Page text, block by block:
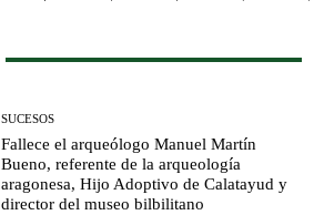
SUCESOS
Fallece el arqueólogo Manuel Martín
Bueno, referente de la arqueología
aragonesa, Hijo Adoptivo de Calatayud y
director del museo bilbilitano